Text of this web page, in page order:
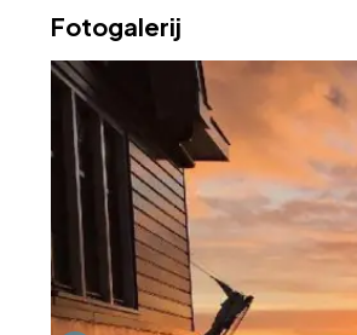
Fotogalerij